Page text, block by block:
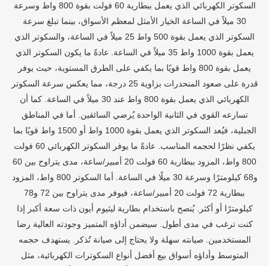
السكوتر الكهربائي الذي يعمل ببطارية 60 فولت بقوة 800 واط وسرعة
30 ميلاً في الساعة الخيار الأمثل لمعظم الأسواق، بينما تبلغ سرعة
السكوتر الذي يعمل بقوة 500 واط 25 ميلاً في الساعة، والسكوتر الذي
يعمل بقوة 1000 واط 35 ميلاً في الساعة. عادةً ما يكون السكوتر الذي
يعمل بقوة 800 واط قويًا بما يكفي على الطرق المستوية، حيث يوفر
قدرة على صعود المنحدرات بزاوية 25 درجة، مما يعكس سرعة السكوتر
الكهربائي الذي يعمل بقوة 800 واط عند 30 ميلاً في الساعة. كما أن
تسارعه القوي في الثانية الواحدة يُرضي السائقين. أما في المناطق
الجبلية، فيُعد السكوتر الذي يعمل بقوة 1000 واط أو 1500 واط قويًا بما
يكفي نظرًا لحجمه المناسب. عادةً ما يوفر السكوتر الكهربائي 60 فولت
800 واط، المزود ببطارية 60 فولت 20 أمبير/ساعة، مدى يتراوح بين 60
و68 كيلومترًا وسرعة 30 ميلًا في الساعة. أما السكوتر 800 واط، المزود
ببطارية 72 فولت 20 أمبير/ساعة، فيوفر مدى يتراوح بين 72 و78
كيلومترًا أو أكثر. يُنصح باستخدام بطارية ليثيوم أيون ذات سعة أكبر إذا
كنت ترغب في مدى أطول. سيضمن أداؤه المتميز وجودته العالية رضا
المستخدمين. صيانته سهلة ولا يحتاج إلى صيانة تُذكر. يستهدف حجمه
المتوسط ​​وأداؤه أسواق بيع أفضل أنواع السكوترات الكهربائية، مثل